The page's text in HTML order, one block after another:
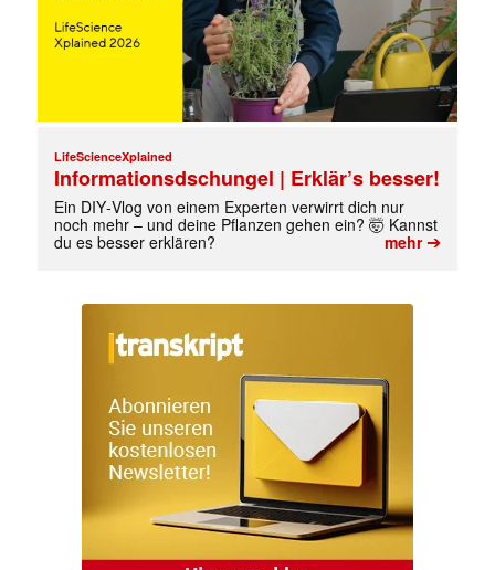
jede Woche aktuell informiert.
(erforderlich)
LifeScienceXplained
Informationsdschungel | Erklär’s besser!
Ein DIY‑Vlog von einem Experten verwirrt dich nur
noch mehr – und deine Pflanzen gehen ein? 🤯 Kannst
du es besser erklären?
mehr➔